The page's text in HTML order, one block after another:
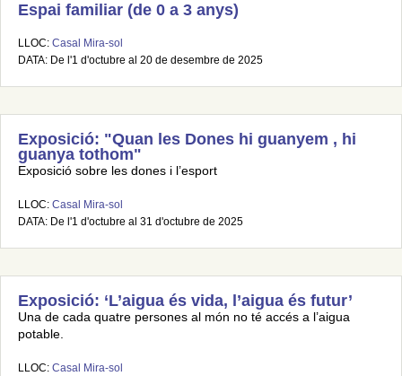
Espai familiar (de 0 a 3 anys)
LLOC: Casal Mira-sol
DATA: De l'1 d'octubre al 20 de desembre de 2025
Exposició: "Quan les Dones hi guanyem , hi
guanya tothom"
Exposició sobre les dones i l’esport
LLOC: Casal Mira-sol
DATA: De l'1 d'octubre al 31 d'octubre de 2025
Exposició: ‘L’aigua és vida, l’aigua és futur’
Una de cada quatre persones al món no té accés a l’aigua
potable.
LLOC: Casal Mira-sol